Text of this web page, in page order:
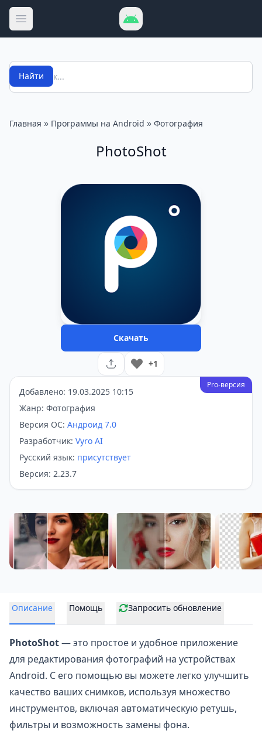
Открыть меню
Поиск
Найти
Главная » Программы на Android » Фотография
PhotoShot
Скачать
+1
Pro-версия
Добавлено: 19.03.2025 10:15
Жанр: Фотография
Версия ОС: Андроид 7.0
Разработчик: Vyro AI
Русский язык: присутствует
Версия: 2.23.7
Описание Помощь Запросить обновление
PhotoShot— это простое и удобное приложение
для редактирования фотографий на устройствах
Android. С его помощью вы можете легко улучшить
качество ваших снимков, используя множество
инструментов, включая автоматическую ретушь,
фильтры и возможность замены фона.